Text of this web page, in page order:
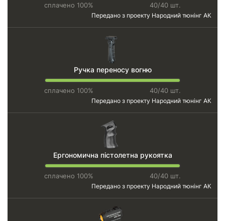
сплачено 100%
40/40 шт.
Передано з проекту Народний тюнінг АК
Ручка переносу вогню
сплачено 100%
40/40 шт.
Передано з проекту Народний тюнінг АК
Ергономична пістолетна рукоятка
сплачено 100%
40/40 шт.
Передано з проекту Народний тюнінг АК